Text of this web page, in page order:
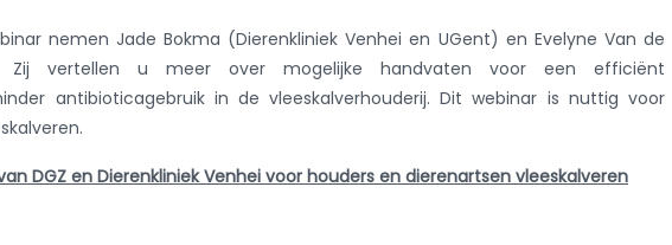
nemen Jade Bokma (Dierenkliniek Venhei en UGent) en Evelyne Van de
vertellen u meer over mogelijke handvaten voor een efficiënt
antibioticagebruik in de vleeskalverhouderij. Dit webinar is nuttig voor
DGZ en Dierenkliniek Venhei voor houders en dierenartsen vleeskalveren